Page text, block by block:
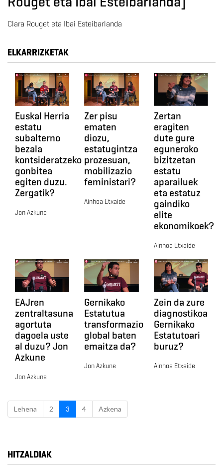
Clara Rouget eta Ibai Esteibarlanda
ELKARRIZKETAK
Euskal Herria
estatu
subalterno
bezala
kontsideratzeko
gonbitea
egiten duzu.
Zergatik?
Jon Azkune
Zer pisu
ematen
diozu,
estatugintza
prozesuan,
mobilizazio
feministari?
Ainhoa Etxaide
Zertan
eragiten
dute gure
eguneroko
bizitzetan
estatu
aparailuek
eta estatuz
gaindiko
elite
ekonomikoek?
Ainhoa Etxaide
EAJren
zentraltasuna
agortuta
dagoela uste
al duzu? Jon
Azkune
Jon Azkune
Gernikako
Estatutua
transformazio
global baten
emaitza da?
Jon Azkune
Zein da zure
diagnostikoa
Gernikako
Estatutoari
buruz?
Ainhoa Etxaide
Lehena 2 3 4 Azkena
HITZALDIAK